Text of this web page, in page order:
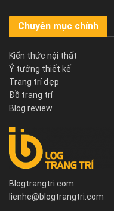
Chuyên mục chính
Kiến thức nội thất
Ý tưởng thiết kế
Trang trí đẹp
Đồ trang trí
Blog review
Blogtrangtri.com
lienhe@blogtrangtri.com